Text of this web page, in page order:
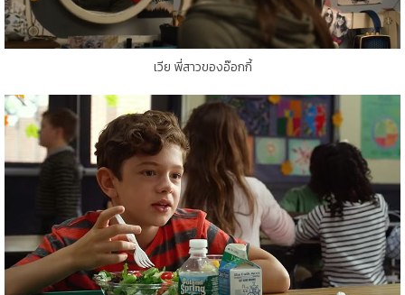
เวีย พี่สาวของอ๊อกกี้